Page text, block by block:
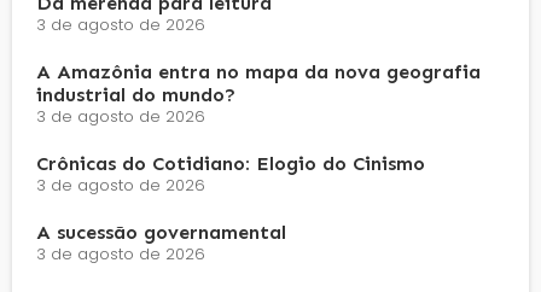
3 de agosto de 2026
A Amazônia entra no mapa da nova geografia
industrial do mundo?
3 de agosto de 2026
Crônicas do Cotidiano: Elogio do Cinismo
3 de agosto de 2026
A sucessão governamental
3 de agosto de 2026